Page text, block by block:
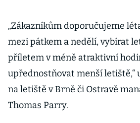
„Zákazníkům doporučujeme
mezi pátkem a nedělí, vybírat
příletem v méně atraktivní
upřednostňovat menší letiště,“
na letiště v Brně či Ostravě
Thomas Parry.